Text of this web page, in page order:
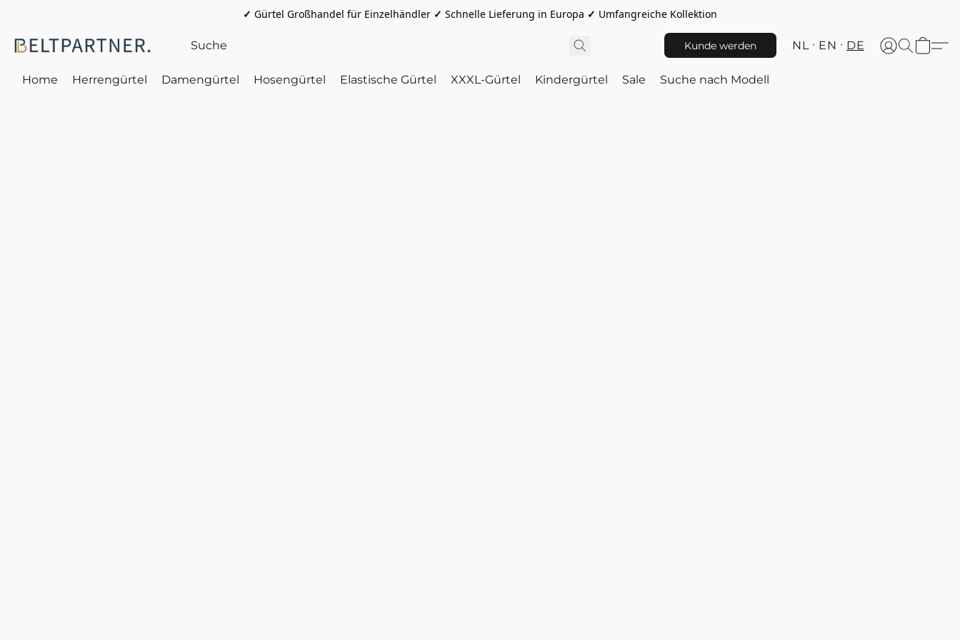
✓ Gürtel Großhandel für Einzelhändler ✓ Schnelle Lieferung in Europa ✓ Umfangreiche Kollektion
Kunde werden NL EN DE
Home Herrengürtel Damengürtel Hosengürtel Elastische Gürtel XXXL-Gürtel Kindergürtel Sale Suche nach Modell